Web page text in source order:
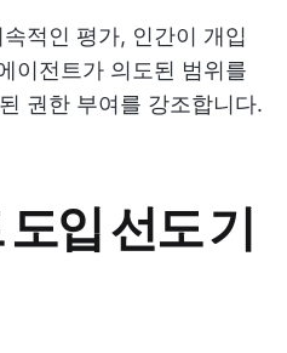
적인 평가, 인간이 개입
이전트가 의도된 범위를
권한 부여를 강조합니다.
입 선도 기